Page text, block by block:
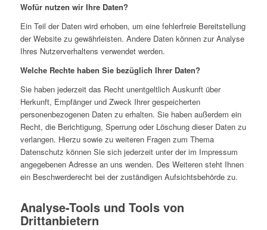
Wofür nutzen wir Ihre Daten?
Ein Teil der Daten wird erhoben, um eine fehlerfreie Bereitstellung
der Website zu gewährleisten. Andere Daten können zur Analyse
Ihres Nutzerverhaltens verwendet werden.
Welche Rechte haben Sie bezüglich Ihrer Daten?
Sie haben jederzeit das Recht unentgeltlich Auskunft über
Herkunft, Empfänger und Zweck Ihrer gespeicherten
personenbezogenen Daten zu erhalten. Sie haben außerdem ein
Recht, die Berichtigung, Sperrung oder Löschung dieser Daten zu
verlangen. Hierzu sowie zu weiteren Fragen zum Thema
Datenschutz können Sie sich jederzeit unter der im Impressum
angegebenen Adresse an uns wenden. Des Weiteren steht Ihnen
ein Beschwerderecht bei der zuständigen Aufsichtsbehörde zu.
Analyse-Tools und Tools von
Drittanbietern